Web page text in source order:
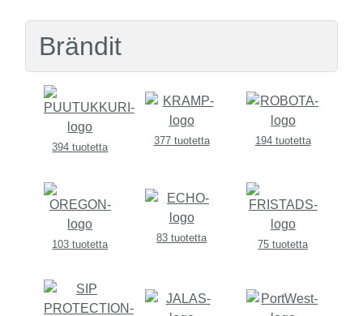
Brändit
394 tuotetta
377 tuotetta 194 tuotetta
103 tuotetta
83 tuotetta
75 tuotetta